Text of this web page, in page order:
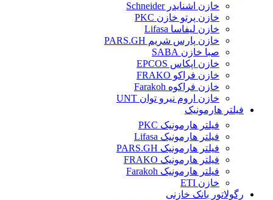
خازن اشنایدر Schneider
خازن پرتو خازن PKC
خازن لیفاسا Lifasa
خازن پارس شریم PARS.GH
صبا خازن SABA
خازن اپکاس EPCOS
خازن فراکو FRAKO
خازن فراکوه Farakoh
خازن اروم نیرو توان UNT
فیلتر هارمونیک
فیلتر هارمونیک PKC
فیلتر هارمونیک Lifasa
فیلتر هارمونیک PARS.GH
فیلتر هارمونیک FRAKO
فیلتر هارمونیک Farakoh
خازن ETI
رگولاتور بانک خازنی